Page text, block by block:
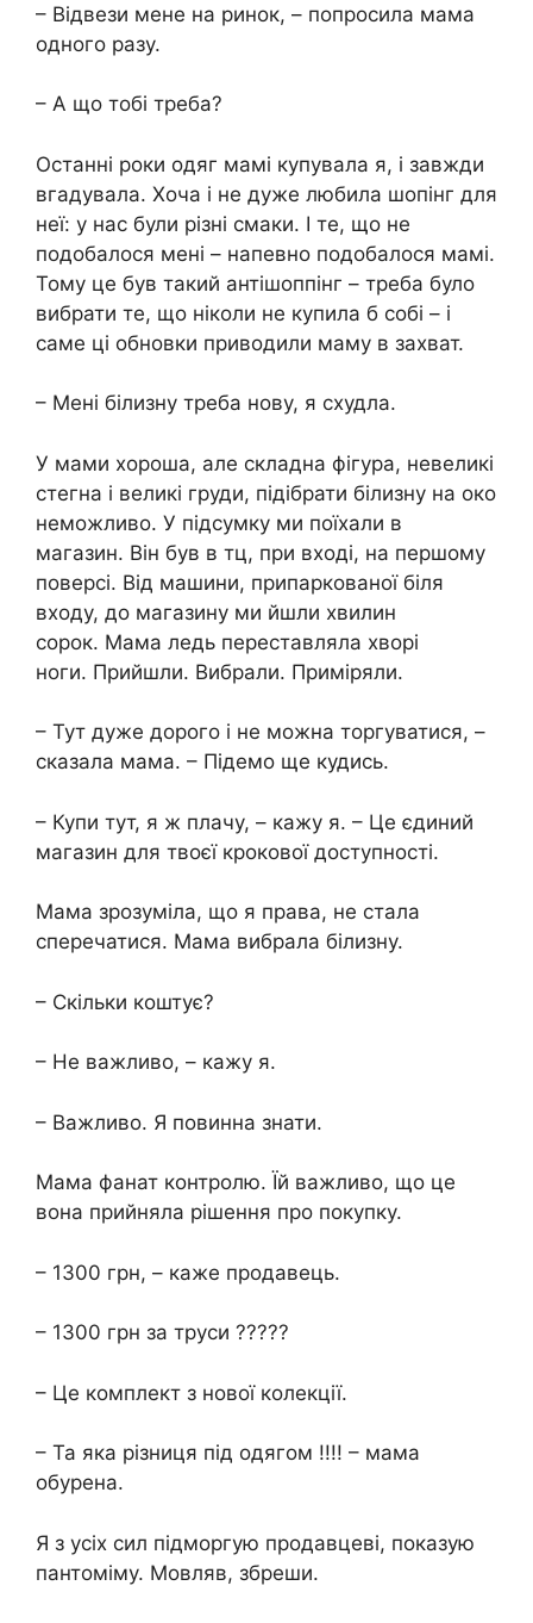
– Відвези мене на ринок, – попросила мама
одного разу.
– А що тобі треба?
Останні роки одяг мамі купувала я, і завжди
вгадувала. Хоча і не дуже любила шопінг для
неї: у нас були різні смаки. І те, що не
подобалося мені – напевно подобалося мамі.
Тому це був такий антішоппінг – треба було
вибрати те, що ніколи не купила б собі – і
саме ці обновки приводили маму в захват.
– Мені білизну треба нову, я схудла.
У мами хороша, але складна фігура, невеликі
стегна і великі груди, підібрати білизну на око
неможливо. У підсумку ми поїхали в
магазин. Він був в тц, при вході, на першому
поверсі. Від машини, припаркованої біля
входу, до магазину ми йшли хвилин
сорок. Мама ледь переставляла хворі
ноги. Прийшли. Вибрали. Приміряли.
– Тут дуже дорого і не можна торгуватися, –
сказала мама. – Підемо ще кудись.
– Купи тут, я ж плачу, – кажу я. – Це єдиний
магазин для твоєї крокової доступності.
Мама зрозуміла, що я права, не стала
сперечатися. Мама вибрала білизну.
– Скільки коштує?
– Не важливо, – кажу я.
– Важливо. Я повинна знати.
Мама фанат контролю. Їй важливо, що це
вона прийняла рішення про покупку.
– 1300 грн, – каже продавець.
– 1300 грн за труси ?????
– Це комплект з нової колекції.
– Та яка різниця під одягом !!!! – мама
обурена.
Я з усіх сил підморгую продавцеві, показую
пантоміму. Мовляв, збреши.